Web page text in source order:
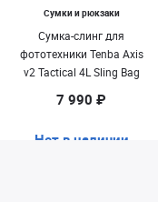
Сумки и рюкзаки
Сумка-слинг для
фототехники Tenba Axis
v2 Tactical 4L Sling Bag
7 990 ₽
Нет в наличии